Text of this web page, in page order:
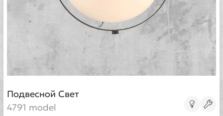
Подвесной Свет
4791 model